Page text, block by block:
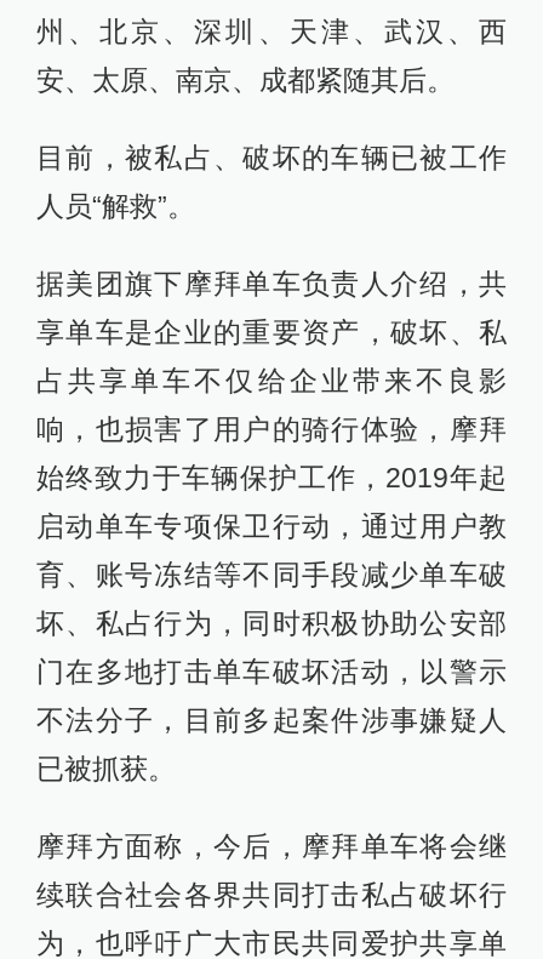
州、北京、深圳、天津、武汉、西
安、太原、南京、成都紧随其后。
目前，被私占、破坏的车辆已被工作
人员“解救”。
据美团旗下摩拜单车负责人介绍，共
享单车是企业的重要资产，破坏、私
占共享单车不仅给企业带来不良影
响，也损害了用户的骑行体验，摩拜
始终致力于车辆保护工作，2019年起
启动单车专项保卫行动，通过用户教
育、账号冻结等不同手段减少单车破
坏、私占行为，同时积极协助公安部
门在多地打击单车破坏活动，以警示
不法分子，目前多起案件涉事嫌疑人
已被抓获。
摩拜方面称，今后，摩拜单车将会继
续联合社会各界共同打击私占破坏行
为，也呼吁广大市民共同爱护共享单